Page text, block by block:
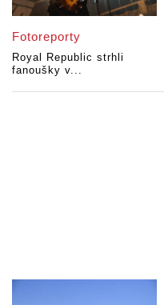
Fotoreporty
Royal Republic strhli
fanoušky v...